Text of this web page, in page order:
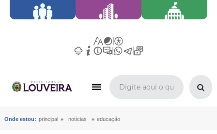
Onde estou: principal » notícias » educação